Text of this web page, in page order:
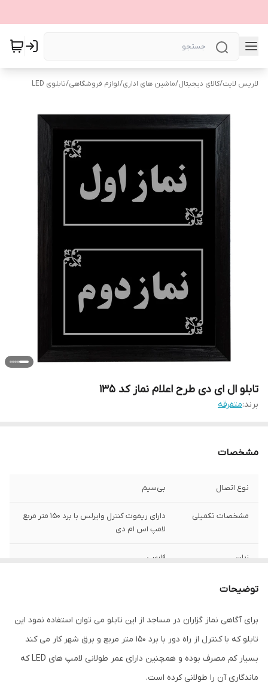
لاریس لایت/کالای دیجیتال/ماشین های اداری/لوازم فروشگاهی/تابلوی LED
تابلو ال ای دی طرح اعلام نماز کد 135
برند:متفرقه
مشخصات
نوع اتصال بی‌سیم
مشخصات تکمیلی
دارای ریموت کنترل وایرلس با برد 150 متر مربع
لامپ اس ام دی
زبان فارسی
نوع استفاده
ابعاد 30*40*5
توضیحات
برای آگاهی نماز گزاران در مساجد از این تابلو می توان استفاده نمود این
تابلو که با کنترل از راه دور با برد 150 متر مربع و برق شهر کار می کند
بسیار کم مصرف بوده و همچنین دارای عمر طولانی لامپ های LED که
ماندگاری آن را طولانی کرده است.